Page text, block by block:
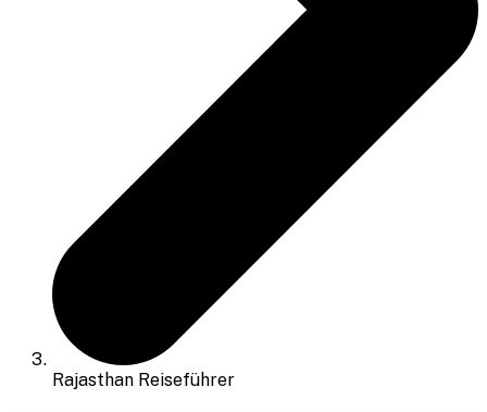
Rajasthan Reiseführer